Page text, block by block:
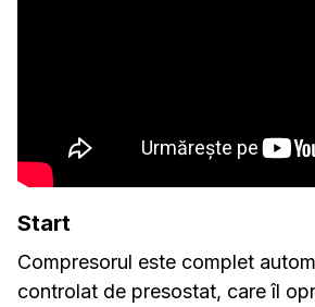
Start
Compresorul este complet
controlat de presostat, care îl